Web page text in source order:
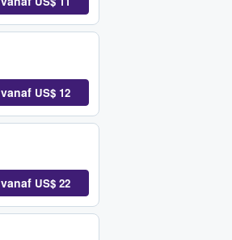
vanaf US$ 12
vanaf US$ 22